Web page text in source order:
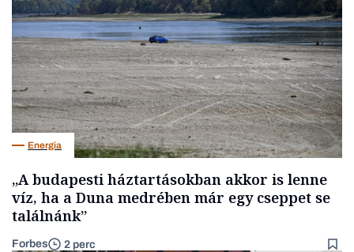
Energia
„A budapesti háztartásokban akkor is lenne
víz, ha a Duna medrében már egy cseppet se
találnánk”
Forbes 2 perc